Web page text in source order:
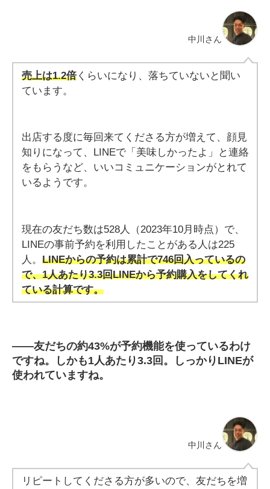
中川さん
売上は1.2倍くらいになり、落ちていないと聞い
ています。
出店する度に毎回来てくださる方が増えて、顔見
知りになって、LINEで「美味しかったよ」と連絡
をもらうなど、いいコミュニケーションがとれて
いるようです。
現在の友だち数は528人（2023年10月時点）で、
LINEの事前予約を利用したことがある人は225
人。LINEからの予約は累計で746回入っているの
で、1人あたり3.3回LINEから予約購入をしてくれ
ている計算です。
――友だちの約43%が予約機能を使っているわけ
ですね。しかも1人あたり3.3回。しっかりLINEが
使われていますね。
中川さん
リピートしてくださる方が多いので、友だちを増